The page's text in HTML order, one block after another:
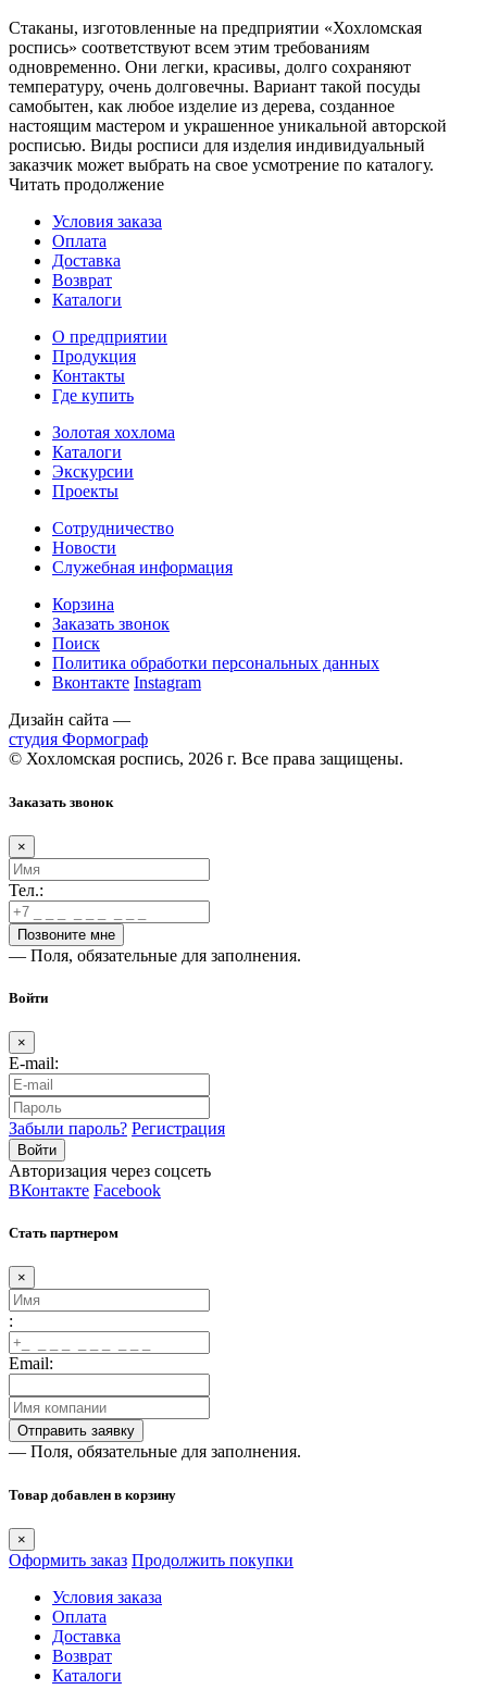
Стаканы, изготовленные на предприятии «Хохломская
роспись» соответствуют всем этим требованиям
одновременно. Они легки, красивы, долго сохраняют
температуру, очень долговечны. Вариант такой посуды
самобытен, как любое изделие из дерева, созданное
настоящим мастером и украшенное уникальной авторской
росписью. Виды росписи для изделия индивидуальный
заказчик может выбрать на свое усмотрение по каталогу.
Читать продолжение
Условия заказа
Оплата
Доставка
Возврат
Каталоги
О предприятии
Продукция
Контакты
Где купить
Золотая хохлома
Каталоги
Экскурсии
Проекты
Сотрудничество
Новости
Служебная информация
Корзина
Заказать звонок
Поиск
Политика обработки персональных данных
Вконтакте Instagram
Дизайн сайта —
студия Формограф
© Хохломская роспись, 2026 г. Все права защищены.
Заказать звонок
×
Тел.:
— Поля, обязательные для заполнения.
Войти
×
E-mail:
Забыли пароль? Регистрация
Авторизация через соцсеть
ВКонтакте Facebook
Стать партнером
×
:
Email:
— Поля, обязательные для заполнения.
Товар добавлен в корзину
×
Оформить заказ Продолжить покупки
Условия заказа
Оплата
Доставка
Возврат
Каталоги